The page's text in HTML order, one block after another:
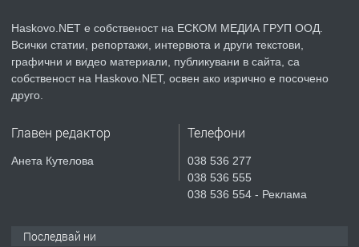
преди 3 дни
ПРЕДЛАГА
Продавам парцел в гр. Хасково кв.
СГЛОБЯВАНЕ НА МЕБЕЛИ.
Haskovo.NET е собственост на ЕСКОМ МЕДИА ГРУП ООД.
Всички статии, репортажи, интервюта и други текстови,
графични и видео материали, публикувани в сайта, са
собственост на Haskovo.NET, освен ако изрично е посочено
друго.
Главен редактор
Анета Кутелова
Телефони
038 536 277
038 536 555
038 536 554 - Реклама
Последвай ни